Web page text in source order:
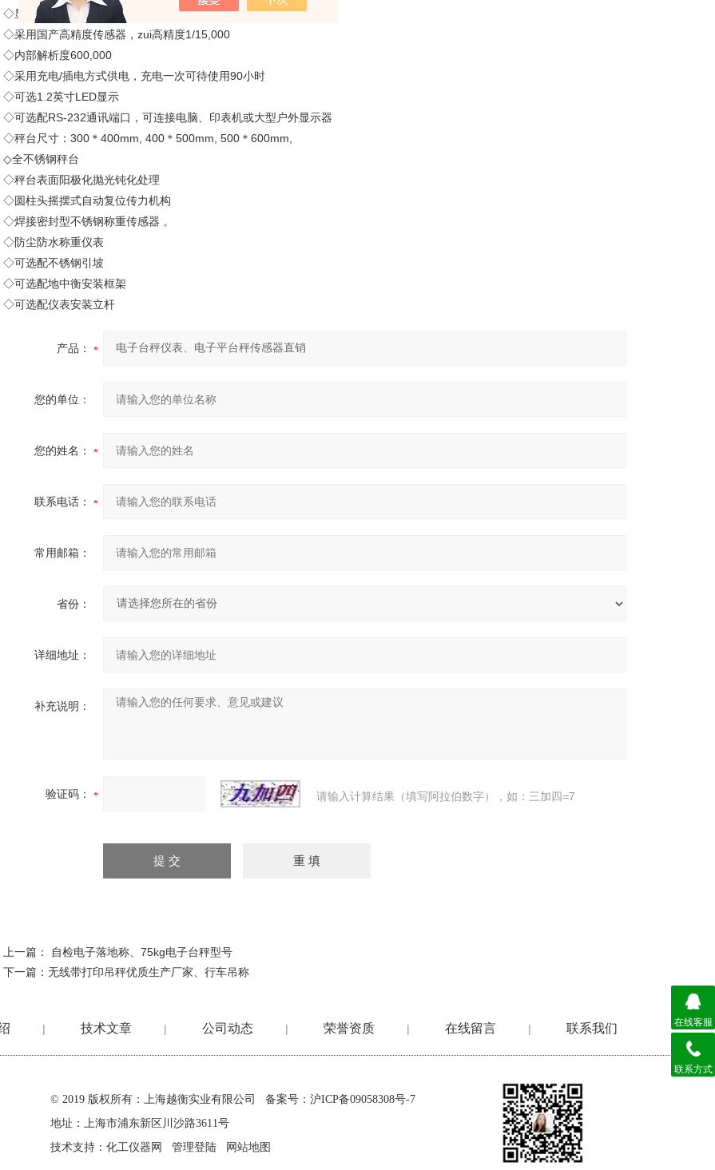
◇显示器角度可任意调节，方便操作
◇采用国产高精度传感器，zui高精度1/15,000
◇内部解析度600,000
◇采用充电/插电方式供电，充电一次可待使用90小时
◇可选1.2英寸LED显示
◇可选配RS-232通讯端口，可连接电脑、印表机或大型户外显示器
◇秤台尺寸：300＊400mm, 400＊500mm, 500＊600mm,
◇全不锈钢秤台
◇秤台表面阳极化抛光钝化处理
◇圆柱头摇摆式自动复位传力机构
◇焊接密封型不锈钢称重传感器 。
◇防尘防水称重仪表
◇可选配不锈钢引坡
◇可选配地中衡安装框架
◇可选配仪表安装立杆
产品：
您的单位：
您的姓名：
联系电话：
常用邮箱：
省份：
详细地址：
补充说明：
验证码： 请输入计算结果（填写阿拉伯数字），如：三加四=7
上一篇：
自检电子落地称、75kg电子台秤型号
下一篇： 无线带打印吊秤优质生产厂家、行车吊称
| 技术文章 | 公司动态 | 荣誉资质 | 在线留言 | 联系我们
© 2019 版权所有：上海越衡实业有限公司 备案号： 沪ICP备09058308号-7
地址：上海市浦东新区川沙路3611号
技术支持： 化工仪器网 管理登陆 网站地图
在线客服
联系方式